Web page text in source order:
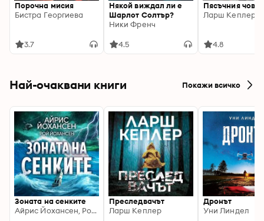
Порочна мисия
Бистра Георгиева
3.7
Някой виждал ли е
Шарлот Солтър?
Ники Френч
4.5
Пясъчния човек
Ларш Кеплер
4.8
Най-очаквани книги Покажи всичко
Зоната на сенките
Айрис Йохансен, Рой Йохансен
Преследвачът
Ларш Кеплер
Дронът
Уни Линдел